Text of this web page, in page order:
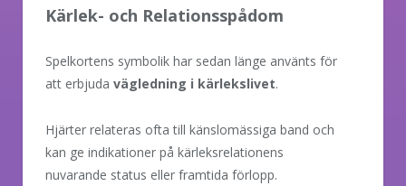
Kärlek- och Relationsspådom
Spelkortens symbolik har sedan länge använts för
att erbjuda vägledning i kärlekslivet.
Hjärter relateras ofta till känslomässiga band och
kan ge indikationer på kärleksrelationens
nuvarande status eller framtida förlopp.